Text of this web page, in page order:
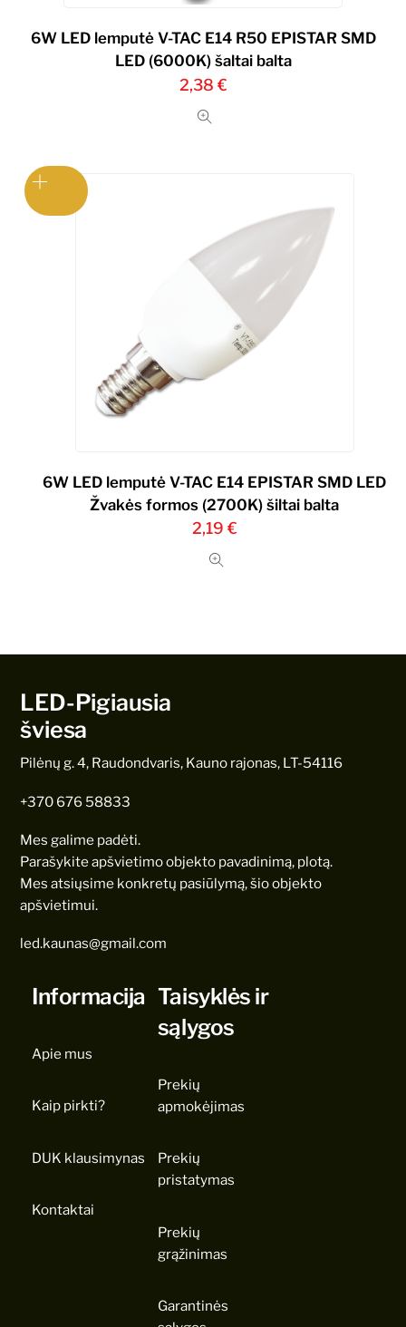
6W LED lemputė V-TAC E14 R50 EPISTAR SMD
LED (6000K) šaltai balta
2,38 €
6W LED lemputė V-TAC E14 EPISTAR SMD LED
Žvakės formos (2700K) šiltai balta
2,19 €
LED-Pigiausia
šviesa
Pilėnų g. 4, Raudondvaris, Kauno rajonas, LT-54116
+370 676 58833
Mes galime padėti.
Parašykite apšvietimo objekto pavadinimą, plotą.
Mes atsiųsime konkretų pasiūlymą, šio objekto
apšvietimui.
led.kaunas@gmail.com
Informacija
Apie mus
Kaip pirkti?
DUK klausimynas
Kontaktai
Taisyklės ir
sąlygos
Prekių
apmokėjimas
Prekių
pristatymas
Prekių
grąžinimas
Garantinės